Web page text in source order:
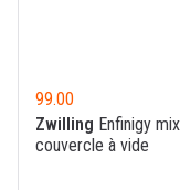
99.00
Zwilling Enfinigy
couvercle à vide